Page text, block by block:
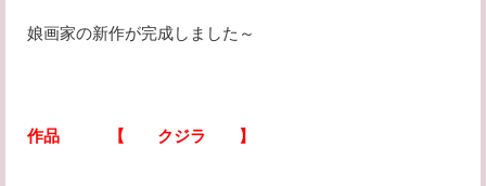
娘画家の新作が完成しました～
作品 【 クジラ 】